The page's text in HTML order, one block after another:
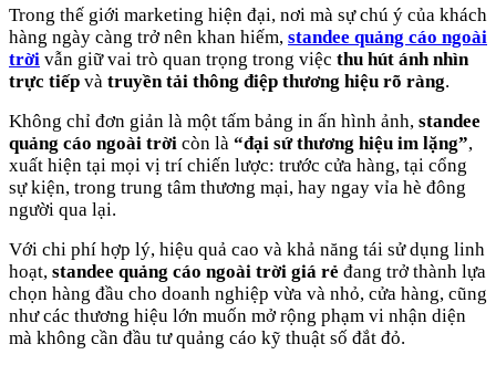
Trong thế giới marketing hiện đại, nơi mà sự chú ý của khách
hàng ngày càng trở nên khan hiếm, standee quảng cáo ngoài
trời vẫn giữ vai trò quan trọng trong việc thu hút ánh nhìn
trực tiếp và truyền tải thông điệp thương hiệu rõ ràng.
Không chỉ đơn giản là một tấm bảng in ấn hình ảnh, standee
quảng cáo ngoài trời còn là “đại sứ thương hiệu im lặng”,
xuất hiện tại mọi vị trí chiến lược: trước cửa hàng, tại cổng
sự kiện, trong trung tâm thương mại, hay ngay vỉa hè đông
người qua lại.
Với chi phí hợp lý, hiệu quả cao và khả năng tái sử dụng linh
hoạt, standee quảng cáo ngoài trời giá rẻ đang trở thành lựa
chọn hàng đầu cho doanh nghiệp vừa và nhỏ, cửa hàng, cũng
như các thương hiệu lớn muốn mở rộng phạm vi nhận diện
mà không cần đầu tư quảng cáo kỹ thuật số đắt đỏ.